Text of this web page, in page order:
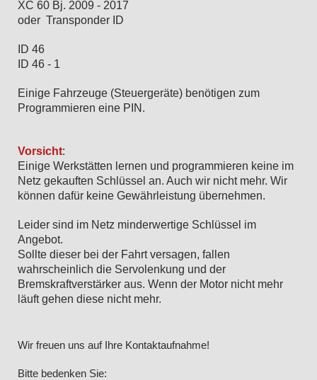
XC 60 Bj. 2009 - 2017
oder Transponder ID
ID 46
ID 46 - 1
Einige Fahrzeuge (Steuergeräte) benötigen zum
Programmieren eine PIN.
Vorsicht:
Einige Werkstätten lernen und programmieren keine im
Netz gekauften Schlüssel an. Auch wir nicht mehr. Wir
können dafür keine Gewährleistung übernehmen.
Leider sind im Netz minderwertige Schlüssel im
Angebot.
Sollte dieser bei der Fahrt versagen, fallen
wahrscheinlich die Servolenkung und der
Bremskraftverstärker aus. Wenn der Motor nicht mehr
läuft gehen diese nicht mehr.
Wir freuen uns auf Ihre Kontaktaufnahme!
Bitte bedenken Sie: